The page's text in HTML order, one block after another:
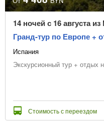
14 ночей с 16 августа
Гранд-тур по Европе +
Испания
Экскурсионный тур + отдых
Стоимость с переездом